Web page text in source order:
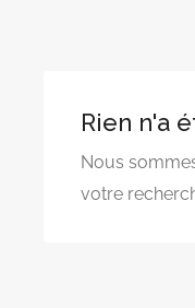
Rien n'a
Nous
votre